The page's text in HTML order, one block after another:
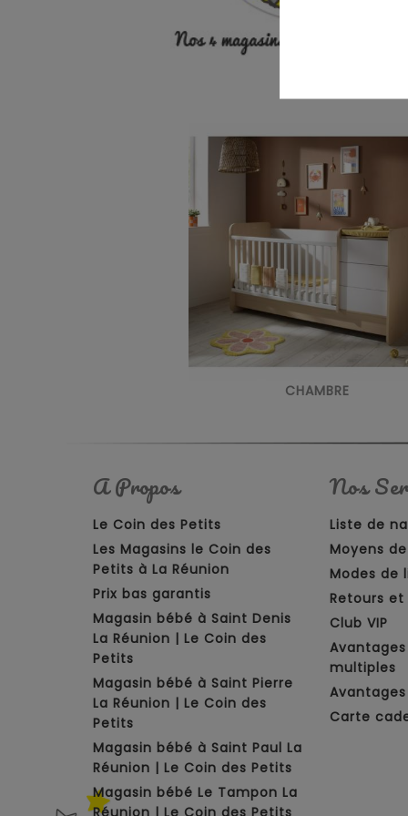
CHAMBRE
A Propos
Le Coin des Petits
Les Magasins le Coin des
Petits à La Réunion
Prix bas garantis
Magasin bébé à Saint Denis
La Réunion | Le Coin des
Petits
Magasin bébé à Saint Pierre
La Réunion | Le Coin des
Petits
Magasin bébé à Saint Paul La
Réunion | Le Coin des Petits
Magasin bébé Le Tampon La
Nos
Liste de
Moyens
Modes de
Retours
Club VIP
multiples
Carte